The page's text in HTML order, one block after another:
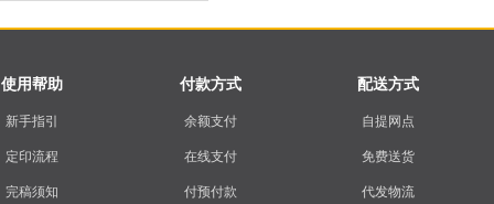
使用帮助
新手指引
定印流程
完稿须知
付款方式
余额支付
在线支付
付预付款
配送方式
自提网点
免费送货
代发物流